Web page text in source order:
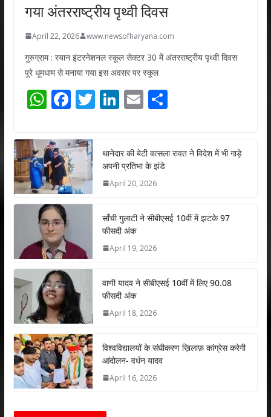
गया अंतरराष्ट्रीय पृथ्वी दिवस
April 22, 2026 www.newsofharyana.com
गुरुग्राम : रयान इंटरनेशनल स्कूल सेक्टर 30 में अंतरराष्ट्रीय पृथ्वी दिवस
पूरे धूमधाम से मनाया गया इस अवसर पर स्कूल
W
at
s
A
p
p
F
e
b
o
o
T
er
Li
e
dI
E
l
S
e
थानेदार की बेटी वत्सला रावत ने विदेश में भी गाड़े
अपनी प्रतिभा के झंडे
April 20, 2026
साँची गुलाटी ने सीबीएसई 10वीं में झटके 97
फीसदी अंक
April 19, 2026
वाणी यादव ने सीबीएसई 10वीं में लिए 90.08
फीसदी अंक
April 18, 2026
विश्वविद्यालयों के संघीकरण ख़िलाफ़ कांग्रेस करेगी
आंदोलन- वर्धन यादव
April 16, 2026